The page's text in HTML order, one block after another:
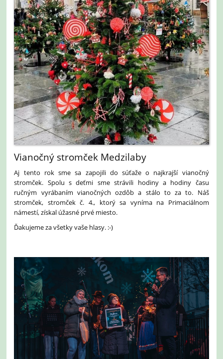
Vianočný stromček Medzilaby
Aj tento rok sme sa zapojili do súťaže o najkrajší vianočný
stromček. Spolu s deťmi sme strávili hodiny a hodiny času
ručným vyrábaním vianočných ozdôb a stálo to za to. Náš
stromček, stromček č. 4., ktorý sa vyníma na Primaciálnom
námestí, získal úžasné prvé miesto.
Ďakujeme za všetky vaše hlasy. :-)